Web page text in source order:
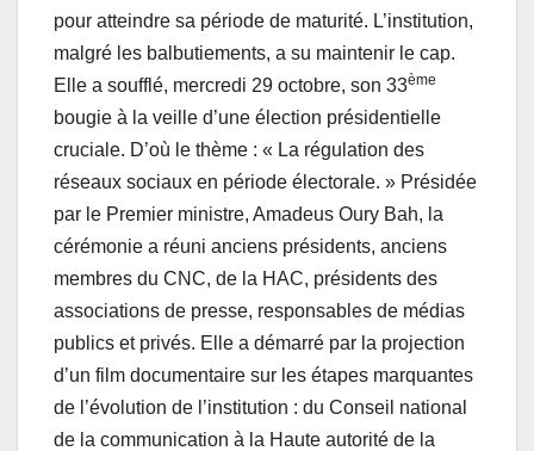
pour atteindre sa période de maturité. L’institution,
malgré les balbutiements, a su maintenir le cap.
Elle a soufflé, mercredi 29 octobre, son 33ème
bougie à la veille d’une élection présidentielle
cruciale. D’où le thème : « La régulation des
réseaux sociaux en période électorale. » Présidée
par le Premier ministre, Amadeus Oury Bah, la
cérémonie a réuni anciens présidents, anciens
membres du CNC, de la HAC, présidents des
associations de presse, responsables de médias
publics et privés. Elle a démarré par la projection
d’un film documentaire sur les étapes marquantes
de l’évolution de l’institution : du Conseil national
de la communication à la Haute autorité de la